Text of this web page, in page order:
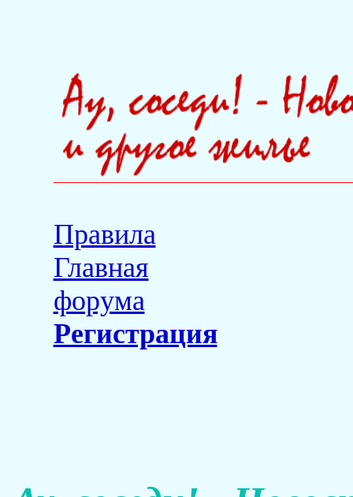
Правила
Главная
форума
Регистрация